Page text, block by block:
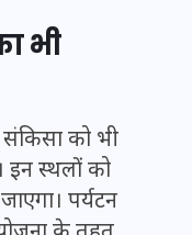
भी
को भी
इन स्थलों को
पर्यटन